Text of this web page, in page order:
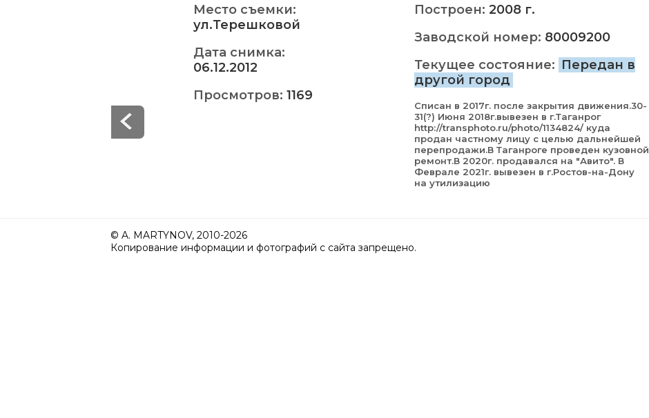
Место съемки:
ул.Терешковой
Дата снимка:
06.12.2012
Просмотров: 1169
Построен: 2008 г.
Заводской номер: 80009200
Текущее состояние: Передан в
другой город
Списан в 2017г. после закрытия движения.30-
31(?) Июня 2018г.вывезен в г.Таганрог
http://transphoto.ru/photo/1134824/ куда
продан частному лицу с целью дальнейшей
перепродажи.В Таганроге проведен кузовной
ремонт.В 2020г. продавался на "Авито". В
Феврале 2021г. вывезен в г.Ростов-на-Дону
на утилизацию
© A. MARTYNOV, 2010-2026
Копирование информации и фотографий с сайта запрещено.